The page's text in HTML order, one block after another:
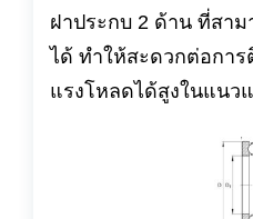
ฝาประกบ 2 ด้าน ที่สา
ได้ ทำให้สะดวกต่อกา
แรงโหลดได้สูงในแนว